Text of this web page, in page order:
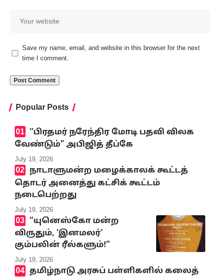
Save my name, email, and website in this browser for the next
time I comment.
Popular Posts
‘‘பிரதமர் நரேந்திர மோடி பதவி விலக
வேண்டும்” அபிஜித் தீப்கே
July 19, 2026
நாடாளுமன்ற மழைக்காலக் கூட்டத்
தொடர் அனைத்து கட்சிக் கூட்டம்
நடைபெற்றது
July 19, 2026
“யுனெஸ்கோ மன்ற
விருதும், ‘இனமலர்’
கும்பலின் ரீல்களும்!”
July 19, 2026
தமிழ்நாடு அரசுப் பள்ளிகளில் கலைத்